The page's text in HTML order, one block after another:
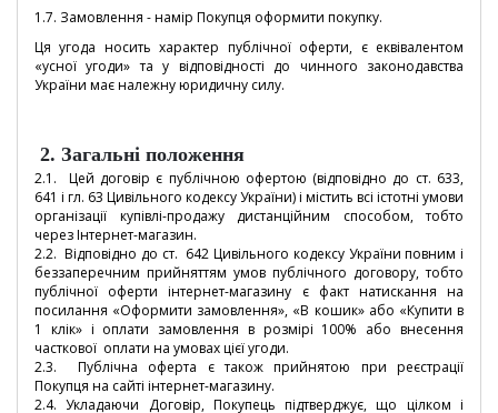
1.7. Замовлення - намір Покупця оформити покупку.
Ця угода носить характер публічної оферти, є еквівалентом
«усної угоди» та у відповідності до чинного законодавства
України має належну юридичну силу.
2. Загальні положення
2.1. Цей договір є публічною офертою (відповідно до ст. 633,
641 і гл. 63 Цивільного кодексу України) і містить всі істотні умови
організації купівлі-продажу дистанційним способом, тобто
через Інтернет-магазин.
2.2. Відповідно до ст. 642 Цивільного кодексу України повним і
беззаперечним прийняттям умов публічного договору, тобто
публічної оферти інтернет-магазину є факт натискання на
посилання «Оформити замовлення», «В кошик» або «Купити в
1 клік» і оплати замовлення в розмірі 100% або внесення
часткової оплати на умовах цієї угоди.
2.3. Публічна оферта є також прийнятою при реєстрації
Покупця на сайті інтернет-магазину.
2.4. Укладаючи Договір, Покупець підтверджує, що цілком і